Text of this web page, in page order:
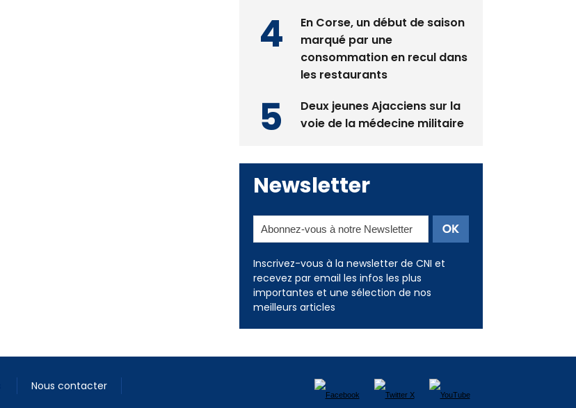
En Corse, un début de saison
marqué par une
consommation en recul dans
les restaurants
Deux jeunes Ajacciens sur la
voie de la médecine militaire
Newsletter
Inscrivez-vous à la newsletter de CNI et
recevez par email les infos les plus
importantes et une sélection de nos
meilleurs articles
Nous contacter